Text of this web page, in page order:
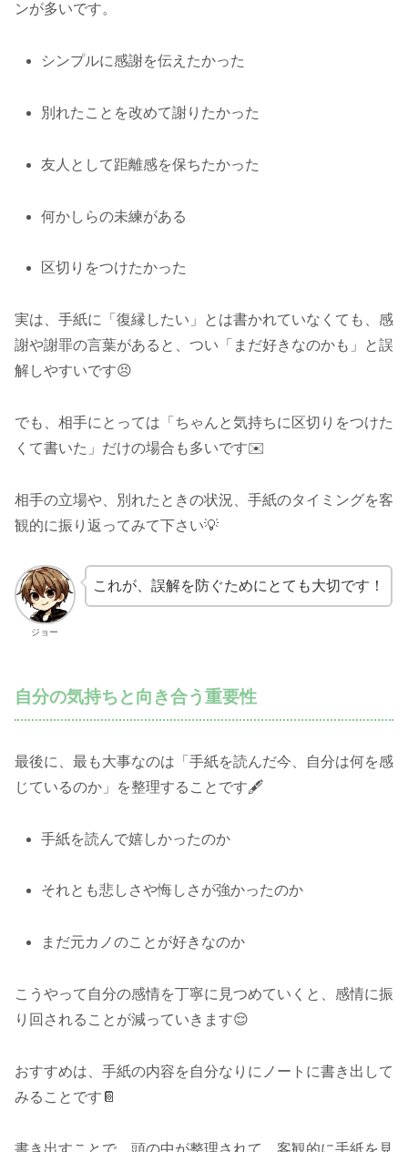
ンが多いです。
シンプルに感謝を伝えたかった
別れたことを改めて謝りたかった
友人として距離感を保ちたかった
何かしらの未練がある
区切りをつけたかった
実は、手紙に「復縁したい」とは書かれていなくても、感
謝や謝罪の言葉があると、つい「まだ好きなのかも」と誤
解しやすいです😣
でも、相手にとっては「ちゃんと気持ちに区切りをつけた
くて書いた」だけの場合も多いです✉️
相手の立場や、別れたときの状況、手紙のタイミングを客
観的に振り返ってみて下さい💡
ジョー
これが、誤解を防ぐためにとても大切です！
自分の気持ちと向き合う重要性
最後に、最も大事なのは「手紙を読んだ今、自分は何を感
じているのか」を整理することです🖋️
手紙を読んで嬉しかったのか
それとも悲しさや悔しさが強かったのか
まだ元カノのことが好きなのか
こうやって自分の感情を丁寧に見つめていくと、感情に振
り回されることが減っていきます😌
おすすめは、手紙の内容を自分なりにノートに書き出して
みることです📔
書き出すことで、頭の中が整理されて、客観的に手紙を見